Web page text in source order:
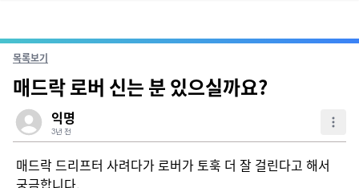
목록보기
매드락 로버 신는 분 있으실까요?
익명
3년 전
매드락 드리프터 사려다가 로버가 토훅 더 잘 걸린다고 해서
궁금합니다.